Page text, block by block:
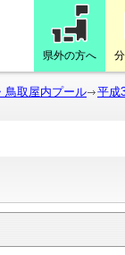
県外の方へ
鳥取屋内プール
平成